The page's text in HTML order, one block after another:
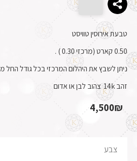
טבעת אירוסין טוויסט
0.50 קארט (מרכזי 0.30 ) .
ניתן לשבץ את היהלום המרכזי בכל גודל החל מ0.30 קראט לפי בחירה.
זהב 14k צהוב לבן או אדום
4,500₪